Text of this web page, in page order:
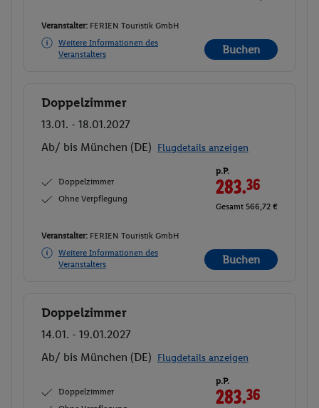
Veranstalter: FERIEN Touristik GmbH
Weitere Informationen des
Veranstalters
Buchen
Buchen
Doppelzimmer
13.01. - 18.01.2027
Ab/ bis München (DE) Flugdetails anzeigen
Doppelzimmer
Ohne Verpflegung
p.P.
283.36
Gesamt 566,72 €
Veranstalter: FERIEN Touristik GmbH
Weitere Informationen des
Veranstalters
Buchen
Buchen
Doppelzimmer
14.01. - 19.01.2027
Ab/ bis München (DE) Flugdetails anzeigen
Doppelzimmer
p.P.
283.36